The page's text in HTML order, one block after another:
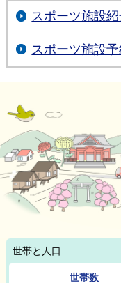
スポーツ施設紹
スポーツ施設予